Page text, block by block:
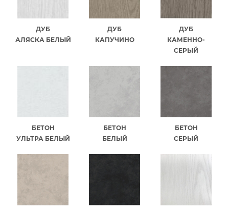
ДУБ
АЛЯСКА БЕЛЫЙ
ДУБ
КАПУЧИНО
ДУБ
КАМЕННО-
СЕРЫЙ
БЕТОН
УЛЬТРА БЕЛЫЙ
БЕТОН
БЕЛЫЙ
БЕТОН
СЕРЫЙ